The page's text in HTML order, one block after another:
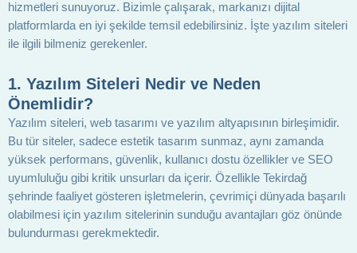
hizmetleri sunuyoruz. Bizimle çalışarak, markanızı dijital
platformlarda en iyi şekilde temsil edebilirsiniz. İşte yazılım siteleri
ile ilgili bilmeniz gerekenler.
1. Yazılım Siteleri Nedir ve Neden
Önemlidir?
Yazılım siteleri, web tasarımı ve yazılım altyapısının birleşimidir.
Bu tür siteler, sadece estetik tasarım sunmaz, aynı zamanda
yüksek performans, güvenlik, kullanıcı dostu özellikler ve SEO
uyumluluğu gibi kritik unsurları da içerir. Özellikle Tekirdağ
şehrinde faaliyet gösteren işletmelerin, çevrimiçi dünyada başarılı
olabilmesi için yazılım sitelerinin sunduğu avantajları göz önünde
bulundurması gerekmektedir.